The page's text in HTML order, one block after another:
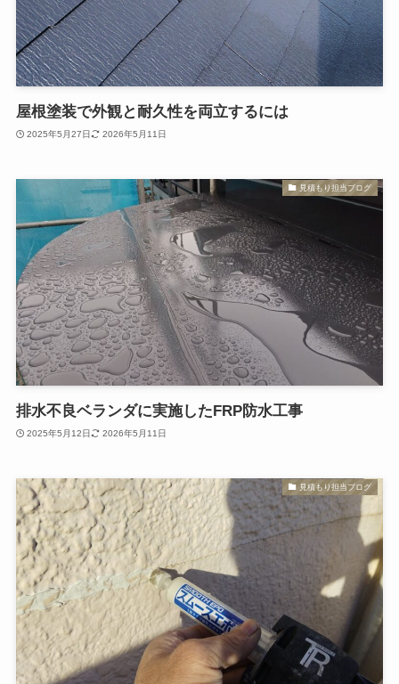
屋根塗装で外観と耐久性を両立するには
2025年5月27日 2026年5月11日
見積もり担当ブログ
排水不良ベランダに実施したFRP防水工事
2025年5月12日 2026年5月11日
見積もり担当ブログ